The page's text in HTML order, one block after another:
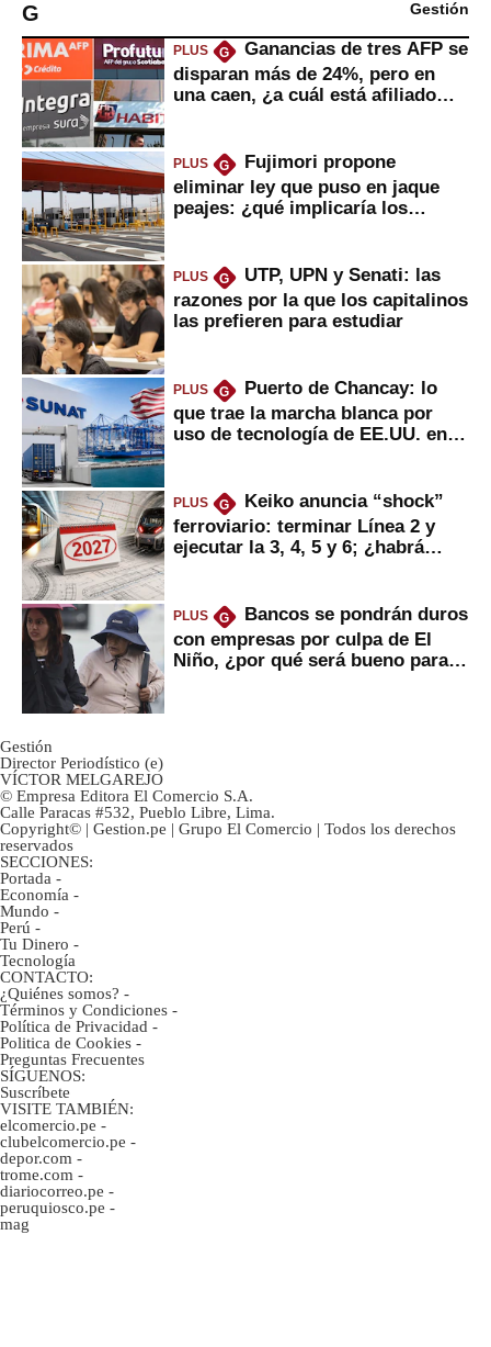
G
Gestión
PLUS G
Ganancias de tres AFP se
disparan más de 24%, pero en
una caen, ¿a cuál está afiliado
PLUS G
Fujimori propone
eliminar ley que puso en jaque
peajes: ¿qué implicaría los
PLUS G
UTP, UPN y Senati: las
razones por la que los capitalinos
las prefieren para estudiar
PLUS G
Puerto de Chancay: lo
que trae la marcha blanca por
uso de tecnología de EE.UU. en
PLUS G
Keiko anuncia “shock”
ferroviario: terminar Línea 2 y
ejecutar la 3, 4, 5 y 6; ¿habrá
PLUS G
Bancos se pondrán duros
con empresas por culpa de El
Niño, ¿por qué será bueno para
Gestión
Director Periodístico (e)
VÍCTOR MELGAREJO
© Empresa Editora El Comercio S.A.
Calle Paracas #532, Pueblo Libre, Lima.
Copyright© | Gestion.pe | Grupo El Comercio | Todos los derechos
reservados
SECCIONES:
Portada -
Economía -
Mundo -
Perú -
Tu Dinero -
Tecnología
CONTACTO:
¿Quiénes somos? -
Términos y Condiciones -
Política de Privacidad -
Politica de Cookies -
Preguntas Frecuentes
SÍGUENOS:
Suscríbete
VISITE TAMBIÉN:
elcomercio.pe -
clubelcomercio.pe -
depor.com -
trome.com -
diariocorreo.pe -
peruquiosco.pe -
mag